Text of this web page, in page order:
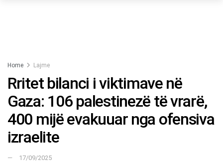
Home Lajme
Rritet bilanci i viktimave në
Gaza: 106 palestinezë të vrarë,
400 mijë evakuuar nga ofensiva
izraelite
17/09/2025